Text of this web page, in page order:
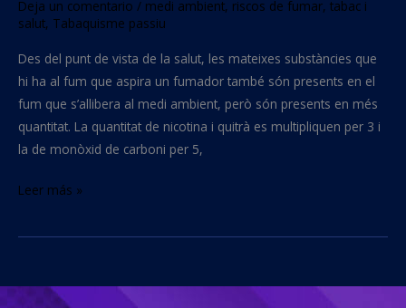
Deja un comentario / medi ambient, riscos de fumar, tabac i
salut, Tabaquisme passiu
Des del punt de vista de la salut, les mateixes substàncies que
hi ha al fum que aspira un fumador també són presents en el
fum que s’allibera al medi ambient, però són presents en més
quantitat. La quantitat de nicotina i quitrà es multipliquen per 3 i
la de monòxid de carboni per 5,
Leer más »